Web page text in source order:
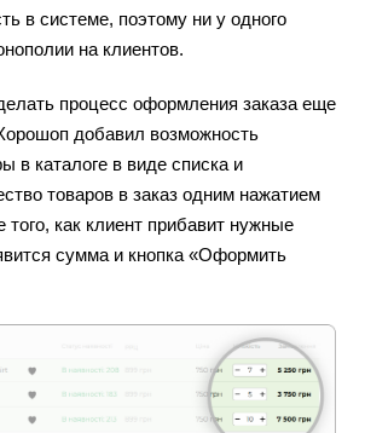
в системе, поэтому ни у одного
на клиентов.
процесс оформления заказа еще
добавил возможность
в каталоге в виде списка и
товаров в заказ одним нажатием
того, как клиент прибавит нужные
сумма и кнопка «Оформить